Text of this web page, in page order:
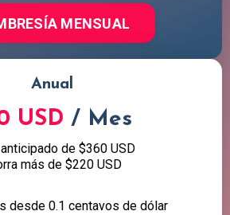
MENSUAL
Anual
USD / Mes
de $360 USD
más de $220 USD
desde 0.1 centavos de dólar